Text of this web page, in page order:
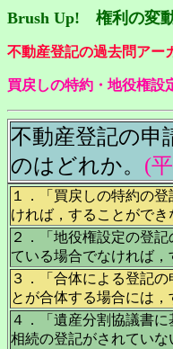
Brush Up! 権利の変
不動産登記の過去問ア
買戻しの特約・地役権設
不動産登記の申
のはどれか。 (
１．「買戻しの特約の
ければ，することができ
２．「地役権設定の登
ている場合でなければ，
３．「合体による登記
とが合体する場合には，
４．「遺産分割協議書
相続の登記がされてい